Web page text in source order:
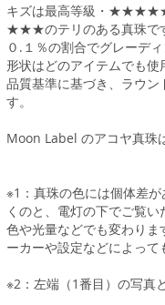
キズは最高等級・★★★★★
★★★のテリのある真珠で
０.１％の割合でグレーディ
形状はどのアイテムでも
品質基準に基づき、ラウン
す。
Moon Label のアコヤ真珠
※1：真珠の色には個体差
くのと、電灯の下でご覧
色や光量などでも変わりま
ーカーや設定などによって
※2：左端（1番目）の写真